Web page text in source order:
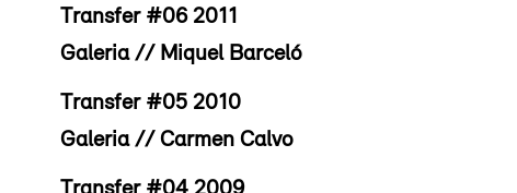
Transfer #06 2011
Galeria // Miquel Barceló
Transfer #05 2010
Galeria // Carmen Calvo
Transfer #04 2009